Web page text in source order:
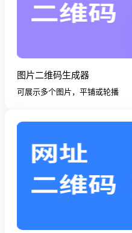
图片二维码生成器
可展示多个图片，平铺或轮播